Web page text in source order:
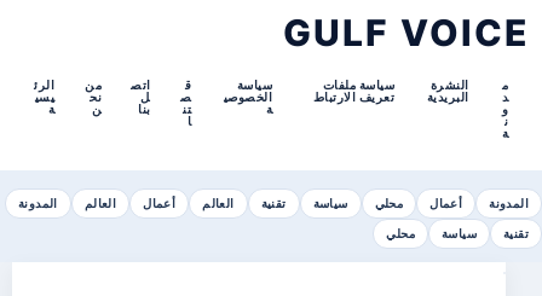
GULF VOICE
الرئ
يسي
ة
من
نح
ن
اتص
ل
بنا
ق
ص
تن
ا
سياسة
الخصوصي
ة
سياسة ملفات
تعريف الارتباط
النشرة
البريدية
م
د
و
ن
ة
المدونة أعمال محلي سياسة تقنية العالم أعمال العالم المدونة
تقنية سياسة محلي